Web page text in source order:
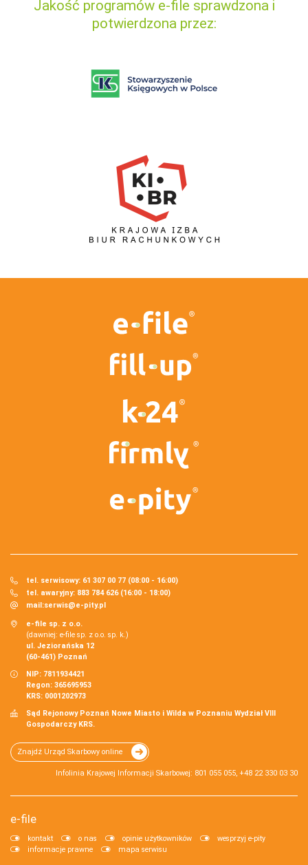
Jakość programów e-file sprawdzona i
potwierdzona przez:
tel. serwisowy: 61 307 00 77 (08:00 - 16:00)
tel. awaryjny: 883 784 626 (16:00 - 18:00)
mail:serwis@e-pity.pl
e-file sp. z o.o.
(dawniej: e-file sp. z o.o. sp. k.)
ul. Jeziorańska 12
(60-461) Poznań
NIP: 7811934421
Regon: 365695953
KRS: 0001202973
Sąd Rejonowy Poznań Nowe Miasto i Wilda w Poznaniu Wydział VIII
Gospodarczy KRS.
Znajdź Urząd Skarbowy online
Infolinia Krajowej Informacji Skarbowej: 801 055 055, +48 22 330 03 30
e-file
kontakt o nas opinie użytkowników
wesprzyj e-pity
informacje prawne
mapa serwisu